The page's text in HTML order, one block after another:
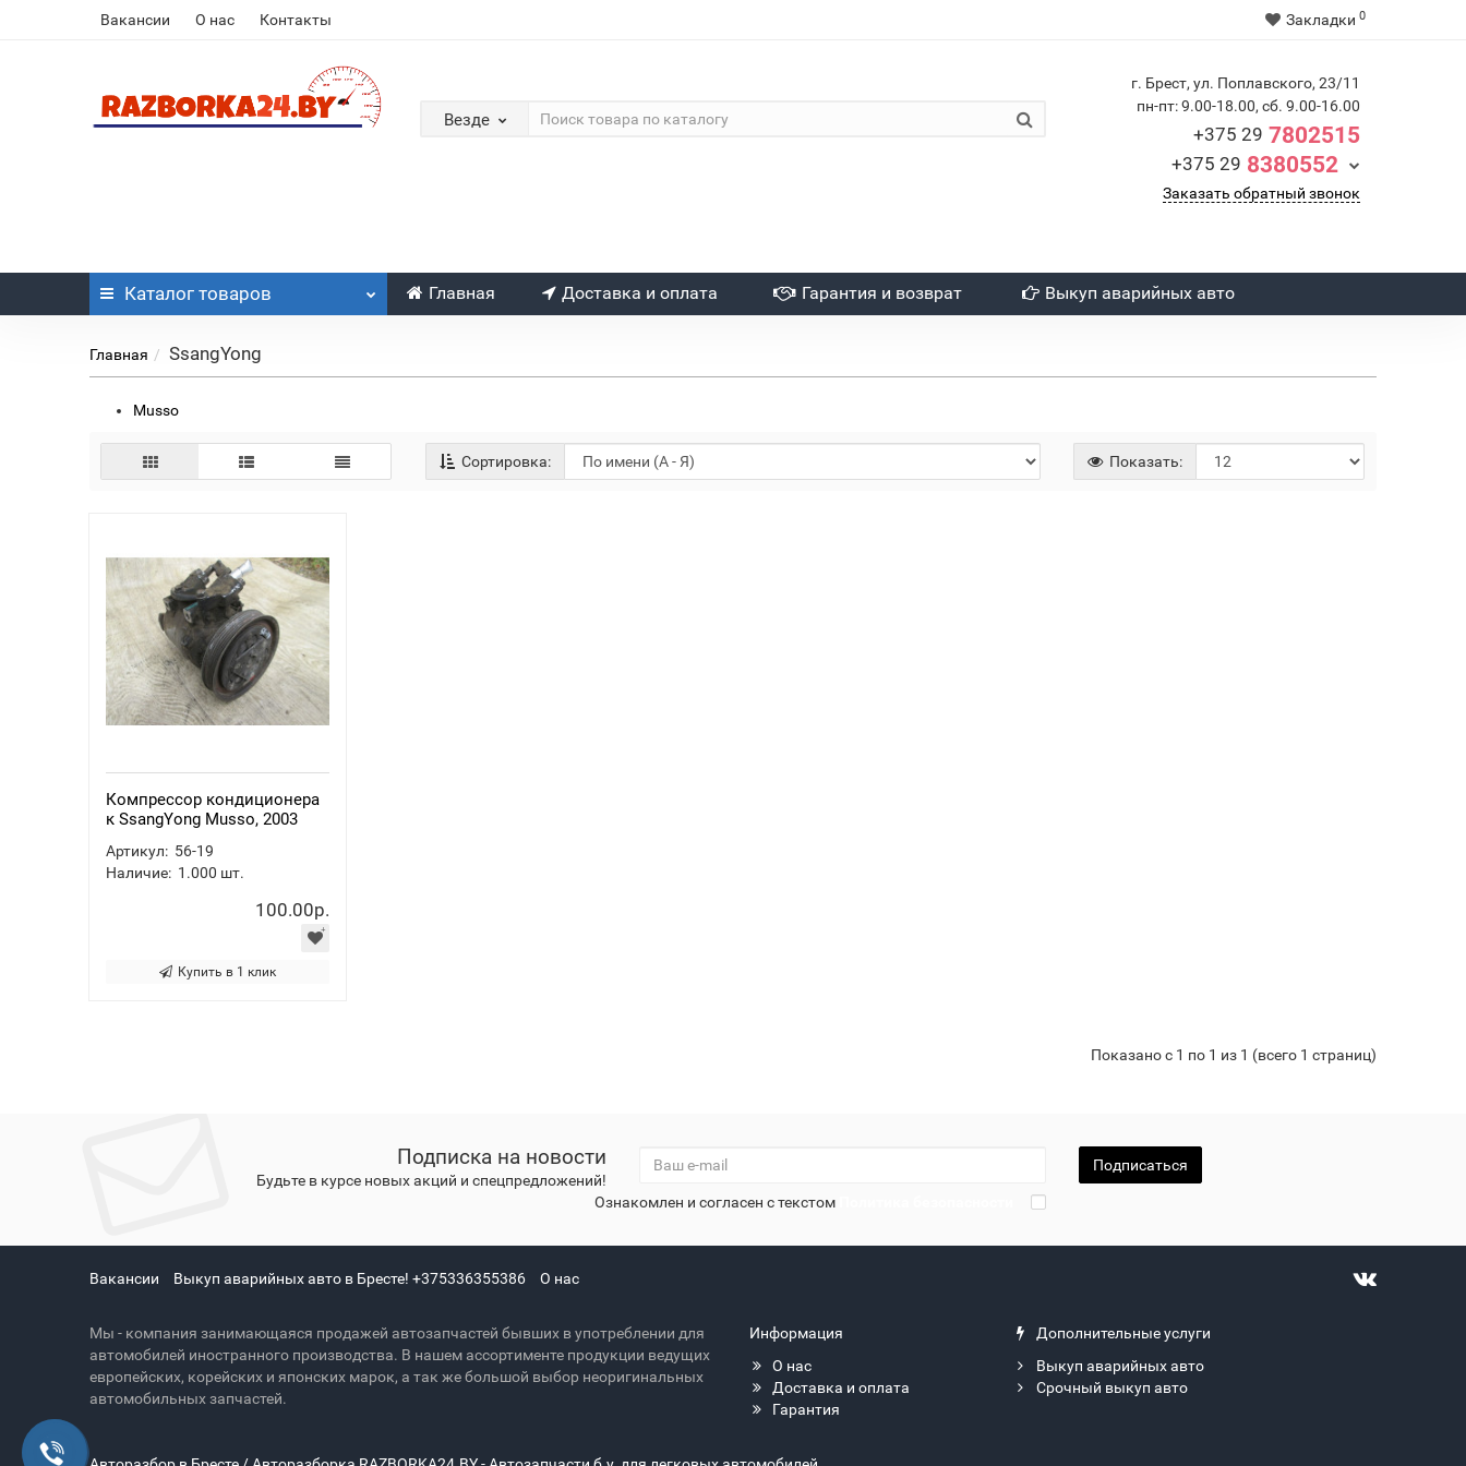
Вакансии О нас Контакты Закладки 0
Везде
г. Брест, ул. Поплавского, 23/11
пн-пт: 9.00-18.00, сб. 9.00-16.00
+375 29 7802515
+375 29 8380552
Заказать обратный звонок
Каталог товаров Главная Доставка и оплата Гарантия и возврат Выкуп аварийных авто
Главная SsangYong
Musso
Сортировка: Показать:
Компрессор кондиционера
к SsangYong Musso, 2003
Артикул: 56-19
Наличие: 1.000 шт.
100.00р.
Купить в 1 клик
Показано с 1 по 1 из 1 (всего 1 страниц)
Подписка на новости
Будьте в курсе новых акций и спецпредложений!
Подписаться
Ознакомлен и согласен с текстом
Вакансии Выкуп аварийных авто в Бресте! +375336355386 О нас
Мы - компания занимающаяся продажей автозапчастей бывших в употреблении для
автомобилей иностранного производства. В нашем ассортименте продукции ведущих
европейских, корейских и японских марок, а так же большой выбор неоригинальных
автомобильных запчастей.
Информация
О нас
Доставка и оплата
Гарантия
Дополнительные услуги
Выкуп аварийных авто
Срочный выкуп авто